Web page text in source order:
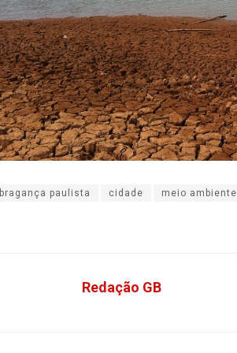
bragança paulista cidade meio ambiente
Redação GB